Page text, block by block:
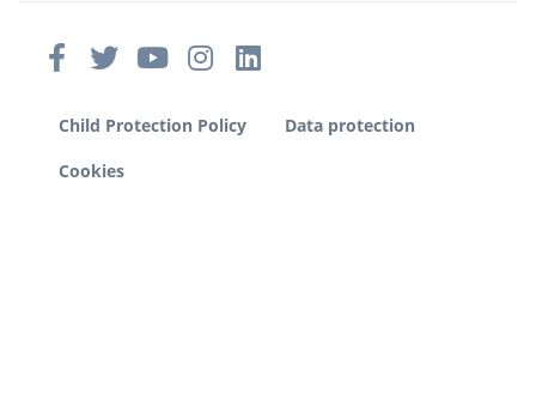
Child Protection Policy
Data protection
Cookies